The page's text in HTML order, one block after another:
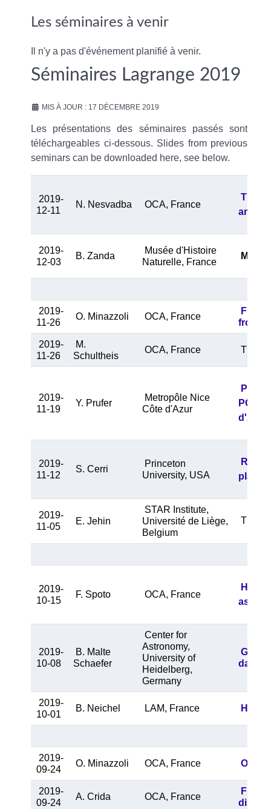
Les séminaires à venir
Il n'y a pas d'événement planifié à venir.
Séminaires Lagrange 2019
MIS À JOUR : 17 DÉCEMBRE 2019
Les présentations des séminaires passés sont
téléchargeables ci-dessous. Slides from previous
seminars can be downloaded here, see below.
2019-
12-11
N. Nesvadba OCA, France
The
and
2019-
12-03
B. Zanda
Musée d'Histoire
Naturelle, France
2019-
11-26
O. Minazzoli OCA, France
First
from
2019-
11-26
M.
Schultheis
OCA, France The
2019-
11-19
Y. Prufer
Metropôle Nice
Côte d'Azur
d'Azur
2019-
11-12
S. Cerri
Princeton
University, USA
2019-
11-05
E. Jehin
STAR Institute,
Université de Liège,
Belgium
2019-
10-15
F. Spoto OCA, France
How
2019-
10-08
B. Malte
Schaefer
Center for
Astronomy,
University of
Heidelberg,
Germany
Good
data
2019-
10-01
B. Neichel LAM, France
2019-
09-24
O. Minazzoli OCA, France Open
2019-
09-24
A. Crida OCA, France
From